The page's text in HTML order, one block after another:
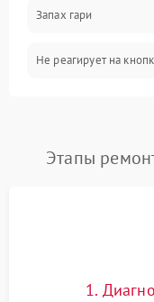
Запах гари
Не реагирует на
Этапы
1.